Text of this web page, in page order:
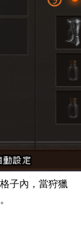
子內，當狩獵